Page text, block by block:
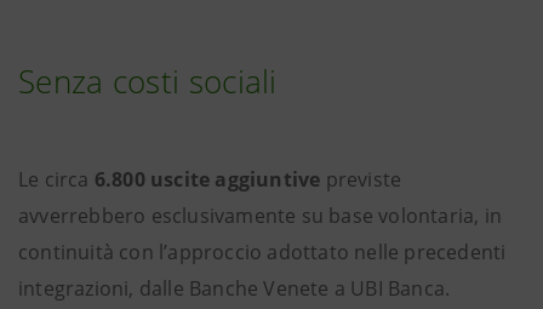
Senza costi sociali
Le circa 6.800 uscite aggiuntive previste
avverrebbero esclusivamente su base volontaria, in
continuità con l’approccio adottato nelle precedenti
integrazioni, dalle Banche Venete a UBI Banca.